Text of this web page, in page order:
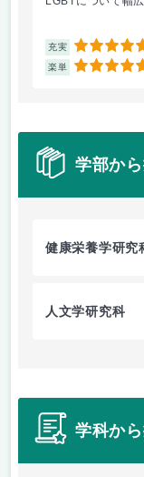
充実 5
楽単 5
学部か
健康栄養学研究
人文学研究科
学科か